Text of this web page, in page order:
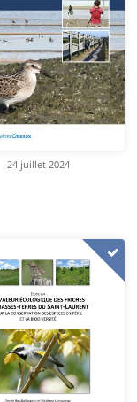
24 juillet 2024